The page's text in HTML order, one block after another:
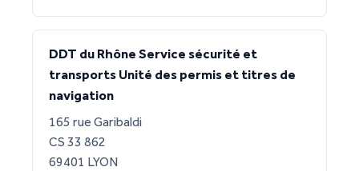
DDT du Rhône Service sécurité et
transports Unité des permis et titres de
navigation
165 rue Garibaldi
CS 33 862
69401 LYON